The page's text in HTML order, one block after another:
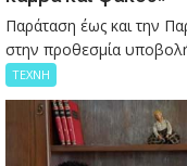
Παράταση έως και την
στην προθεσμία
ΤΕΧΝΗ